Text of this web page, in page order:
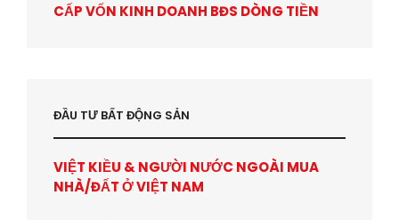
CẤP VỐN KINH DOANH BĐS DÒNG TIỀN
ĐẦU TƯ BẤT ĐỘNG SẢN
VIỆT KIỀU & NGƯỜI NƯỚC NGOÀI MUA
NHÀ/ĐẤT Ở VIỆT NAM